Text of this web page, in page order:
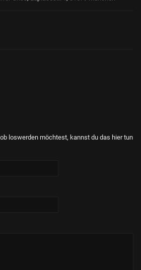
loswerden möchtest, kannst du das hier tun